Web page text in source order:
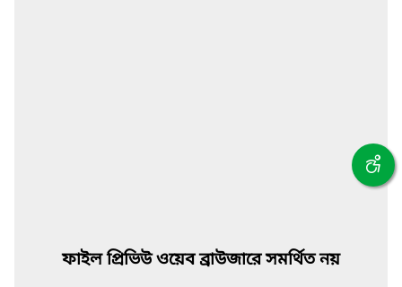
ফাইল প্রিভিউ ওয়েব ব্রাউজারে সমর্থিত নয়